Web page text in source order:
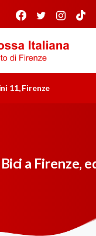
11, Firenze
a Firenze,